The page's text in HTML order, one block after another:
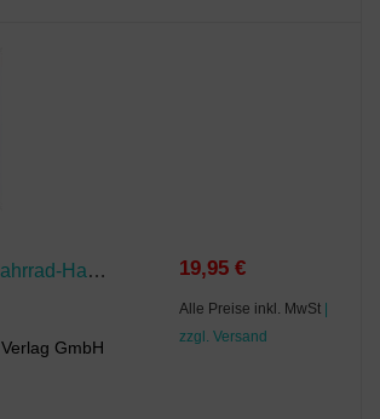
Das Ultimative Fahrrad-Handbuch
GmbH
19,95 €
Alle Preise inkl. MwSt |
zzgl. Versand